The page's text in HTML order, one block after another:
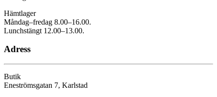
Hämtlager
Måndag–fredag 8.00–16.00.
Lunchstängt 12.00–13.00.
Adress
Butik
Eneströmsgatan 7, Karlstad